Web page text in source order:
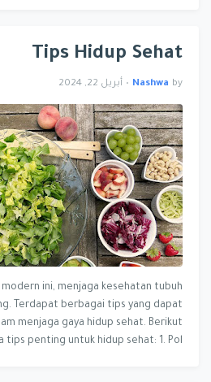
Tips Hidup Sehat
by
Nashwa
• أبريل 22, 2024
modern ini, menjaga kesehatan tubuh
Terdapat berbagai tips yang dapat
menjaga gaya hidup sehat. Berikut
tips penting untuk hidup sehat: 1. Pol…